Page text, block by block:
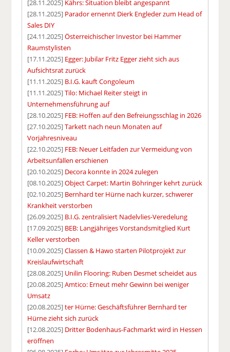
[28.11.2025] Kährs: Situation bleibt angespannt
[28.11.2025] Parador ernennt Dierk Engleder zum Head of
Sales DIY
[24.11.2025]Österreichischer Investor bei Hammer
Raumstylisten
[17.11.2025] Egger: Jubilar Fritz Egger zieht sich aus
Aufsichtsrat zurück
[11.11.2025] B.I.G. kauft Congoleum
[11.11.2025]Tilo: Michael Reiter steigt in
Unternehmensführung auf
[28.10.2025] FEB: Hoffen auf den Befreiungsschlag in 2026
[27.10.2025]Tarkett nach neun Monaten auf
Vorjahresniveau
[22.10.2025] FEB: Neuer Leitfaden zur Vermeidung von
Arbeitsunfällen erschienen
[20.10.2025] Decora konnte in 2024 zulegen
[08.10.2025]Object Carpet: Martin Böhringer kehrt zurück
[02.10.2025] Bernhard ter Hürne nach kurzer, schwerer
Krankheit verstorben
[26.09.2025] B.I.G. zentralisiert Nadelvlies-Veredelung
[17.09.2025] BEB: Langjähriges Vorstandsmitglied Kurt
Keller verstorben
[10.09.2025]Classen & Hawo starten Pilotprojekt zur
Kreislaufwirtschaft
[28.08.2025] Unilin Flooring: Ruben Desmet scheidet aus
[20.08.2025]Amtico: Erneut mehr Gewinn bei weniger
Umsatz
[20.08.2025]ter Hürne: Geschäftsführer Bernhard ter
Hürne zieht sich zurück
[12.08.2025] Dritter Bodenhaus-Fachmarkt wird in Hessen
eröffnen